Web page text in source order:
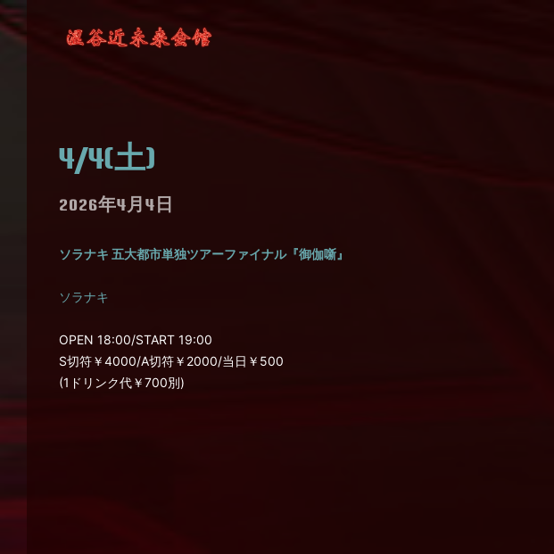
4/4(土)
2026年4月4日
ソラナキ 五大都市単独ツアーファイナル『御伽噺』
ソラナキ
OPEN 18:00/START 19:00
S切符￥4000/A切符￥2000/当日￥500
(1ドリンク代￥700別)